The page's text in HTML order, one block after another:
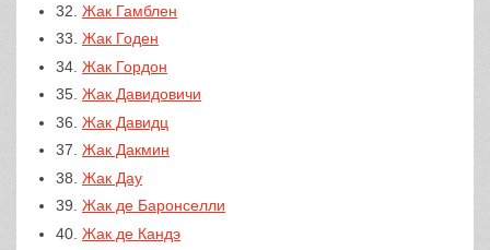
32. Жак Гамблен
33. Жак Годен
34. Жак Гордон
35. Жак Давидовичи
36. Жак Давидц
37. Жак Дакмин
38. Жак Дау
39. Жак де Баронселли
40. Жак де Кандэ